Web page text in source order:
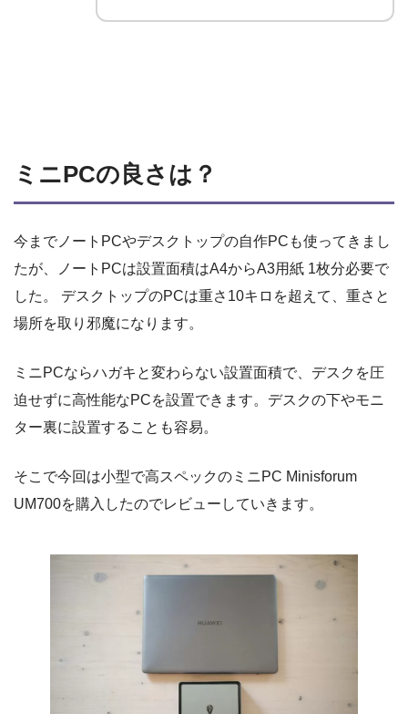
ミニPCの良さは？
今までノートPCやデスクトップの自作PCも使ってきまし
たが、ノートPCは設置面積はA4からA3用紙 1枚分必要で
した。 デスクトップのPCは重さ10キロを超えて、重さと
場所を取り邪魔になります。
ミニPCならハガキと変わらない設置面積で、デスクを圧
迫せずに高性能なPCを設置できます。デスクの下やモニ
ター裏に設置することも容易。
そこで今回は小型で高スペックのミニPC Minisforum
UM700を購入したのでレビューしていきます。